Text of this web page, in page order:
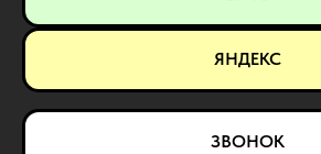
ЯНДЕКС
ЗВОНОК